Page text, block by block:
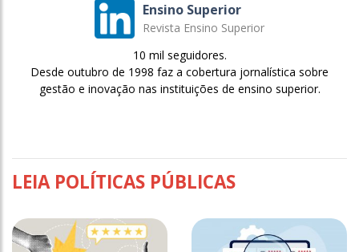
Ensino Superior
Revista Ensino Superior
10 mil seguidores.
Desde outubro de 1998 faz a cobertura jornalística sobre
gestão e inovação nas instituições de ensino superior.
LEIA POLÍTICAS PÚBLICAS